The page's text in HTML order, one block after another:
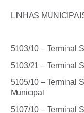
LINHAS
5103/10 – Terminal
5103/21 – Terminal
5105/10 – Terminal
Municipal
5107/10 – Terminal